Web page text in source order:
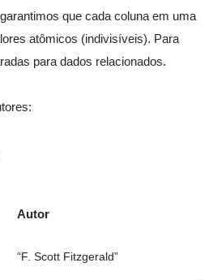
que cada coluna em uma
atômicos (indivisíveis). Para
para dados relacionados.
Autor
“F. Scott Fitzgerald”